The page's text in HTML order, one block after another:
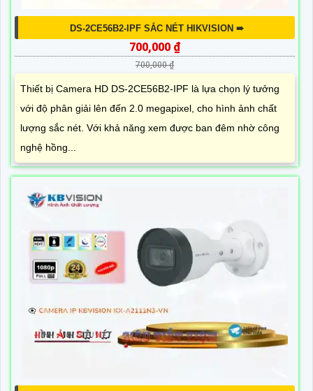
DS-2CE56B2-IPF SẮC NÉT HIKVISION ➠
700,000 ₫
700,000 ₫
Thiết bị Camera HD DS-2CE56B2-IPF là lựa chọn lý tưởng
với độ phân giải lên đến 2.0 megapixel, cho hình ảnh chất
lượng sắc nét. Với khả năng xem được ban đêm nhờ công
nghệ hồng...